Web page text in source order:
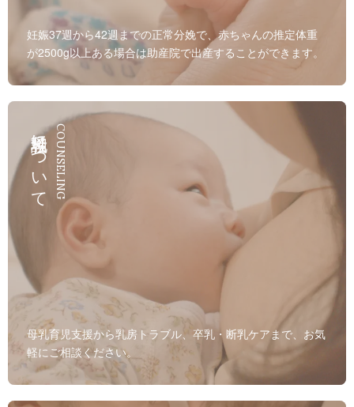
妊娠37週から42週までの正常分娩で、赤ちゃんの推定体重
が2500g以上ある場合は助産院で出産することができます。
COUNSELING
母乳相談について
母乳育児支援から乳房トラブル、卒乳・断乳ケアまで、お気
軽にご相談ください。